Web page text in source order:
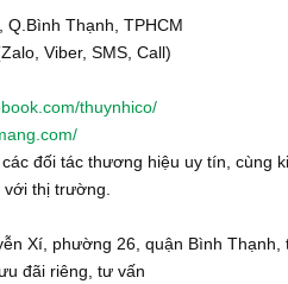
Q.Bình Thạnh, TPHCM
Viber, SMS, Call)
thuynhico/
đối tác thương hiệu uy tín, cùng
thị trường.
Xí, phường 26, quận Bình
đãi riêng, tư vấn